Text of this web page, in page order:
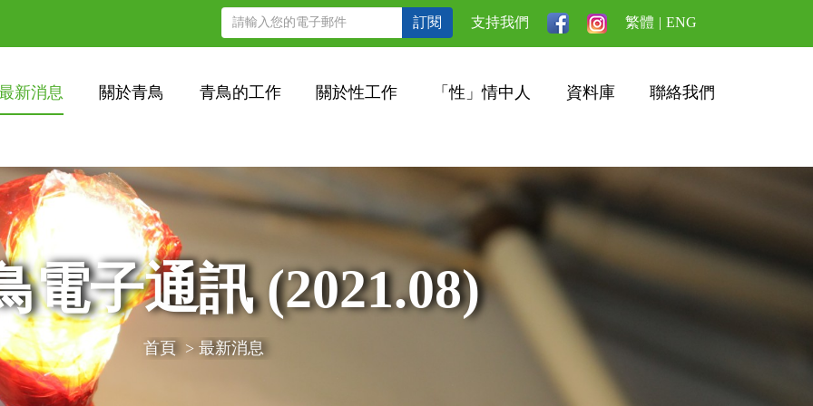
訂閱 支持我們 繁體 | ENG
新消息 關於青鳥 青鳥的工作 關於性工作 「性」情中人 資料庫 聯絡我們
電子通訊 (2021.08)
首頁 > 最新消息